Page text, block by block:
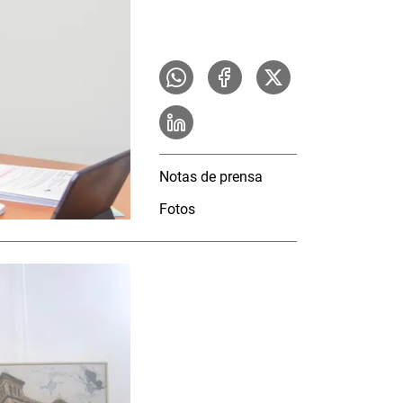
Notas de prensa
Fotos